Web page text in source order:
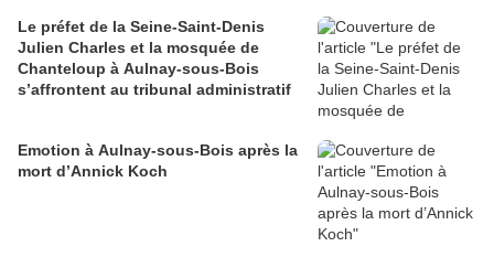
Le préfet de la Seine-Saint-Denis
Julien Charles et la mosquée de
Chanteloup à Aulnay-sous-Bois
s’affrontent au tribunal administratif
Emotion à Aulnay-sous-Bois après la
mort d’Annick Koch